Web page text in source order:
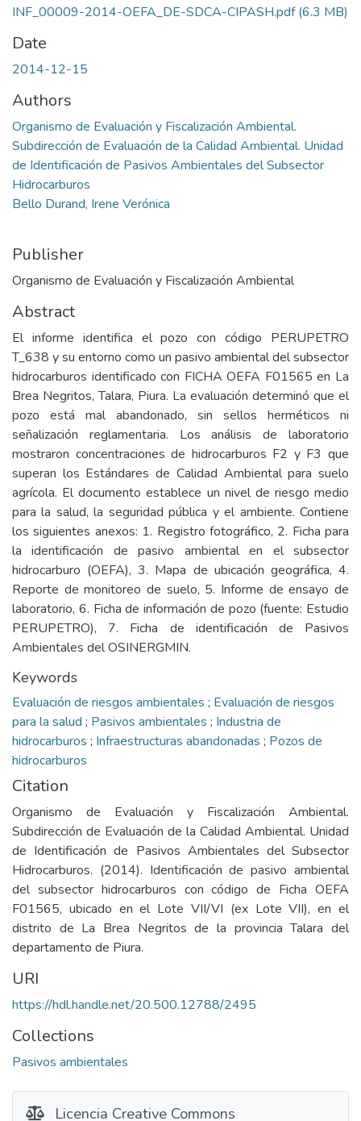
INF_00009-2014-OEFA_DE-SDCA-CIPASH.pdf(6.3 MB)
Date
2014-12-15
Authors
Organismo de Evaluación y Fiscalización Ambiental.
Subdirección de Evaluación de la Calidad Ambiental. Unidad
de Identificación de Pasivos Ambientales del Subsector
Hidrocarburos
Bello Durand, Irene Verónica
Publisher
Organismo de Evaluación y Fiscalización Ambiental
Abstract
El informe identifica el pozo con código PERUPETRO
T_638 y su entorno como un pasivo ambiental del subsector
hidrocarburos identificado con FICHA OEFA F01565 en La
Brea Negritos, Talara, Piura. La evaluación determinó que el
pozo está mal abandonado, sin sellos herméticos ni
señalización reglamentaria. Los análisis de laboratorio
mostraron concentraciones de hidrocarburos F2 y F3 que
superan los Estándares de Calidad Ambiental para suelo
agrícola. El documento establece un nivel de riesgo medio
para la salud, la seguridad pública y el ambiente. Contiene
los siguientes anexos: 1. Registro fotográfico, 2. Ficha para
la identificación de pasivo ambiental en el subsector
hidrocarburo (OEFA), 3. Mapa de ubicación geográfica, 4.
Reporte de monitoreo de suelo, 5. Informe de ensayo de
laboratorio, 6. Ficha de información de pozo (fuente: Estudio
PERUPETRO), 7. Ficha de identificación de Pasivos
Ambientales del OSINERGMIN.
Keywords
Evaluación de riesgos ambientales ; Evaluación de riesgos
para la salud ; Pasivos ambientales ; Industria de
hidrocarburos ; Infraestructuras abandonadas ; Pozos de
hidrocarburos
Citation
Organismo de Evaluación y Fiscalización Ambiental.
Subdirección de Evaluación de la Calidad Ambiental. Unidad
de Identificación de Pasivos Ambientales del Subsector
Hidrocarburos. (2014). Identificación de pasivo ambiental
del subsector hidrocarburos con código de Ficha OEFA
F01565, ubicado en el Lote VII/VI (ex Lote VII), en el
distrito de La Brea Negritos de la provincia Talara del
departamento de Piura.
URI
https://hdl.handle.net/20.500.12788/2495
Collections
Pasivos ambientales
Licencia Creative Commons